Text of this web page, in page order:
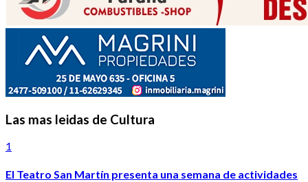
Las mas leidas de Cultura
1
El Teatro San Martín presenta una semana de actividades